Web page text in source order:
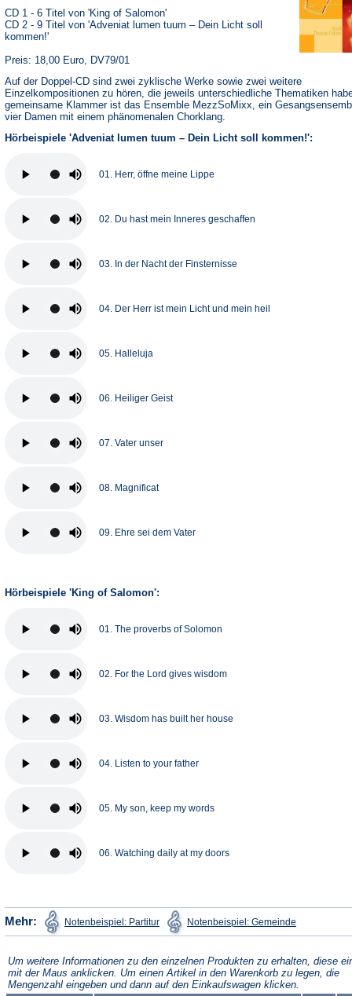
CD 1 - 6 Titel von 'King of Salomon'
CD 2 - 9 Titel von 'Adveniat lumen tuum – Dein Licht soll
kommen!'
Preis: 18,00 Euro, DV79/01
Auf der Doppel-CD sind zwei zyklische Werke sowie zwei weitere
Einzelkompositionen zu hören, die jeweils unterschiedliche Thematiken
gemeinsame Klammer ist das Ensemble MezzSoMixx, ein
vier Damen mit einem phänomenalen Chorklang.
Hörbeispiele 'Adveniat lumen tuum – Dein Licht soll kommen!':
01. Herr, öffne meine Lippe
02. Du hast mein Inneres geschaffen
03. In der Nacht der Finsternisse
04. Der Herr ist mein Licht und mein heil
05. Halleluja
06. Heiliger Geist
07. Vater unser
08. Magnificat
09. Ehre sei dem Vater
Hörbeispiele 'King of Salomon':
01. The proverbs of Solomon
02. For the Lord gives wisdom
03. Wisdom has built her house
04. Listen to your father
05. My son, keep my words
06. Watching daily at my doors
Mehr: Notenbeispiel: Partitur
(Öffnet
in
einem
Tab)
Notenbeispiel: Gemeindein
einem
Tab)
Um weitere Informationen zu den einzelnen Produkten zu erhalten, diese
mit der Maus anklicken. Um einen Artikel in den Warenkorb zu legen, die
Mengenzahl eingeben und dann auf den Einkaufswagen klicken.